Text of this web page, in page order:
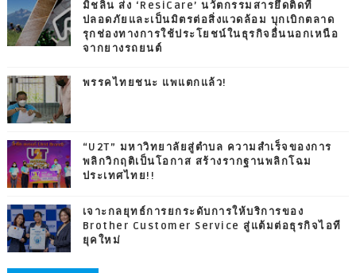
มิชลิน ส่ง ‘ResiCare’ นวัตกรรมสารยึดติดที่
ปลอดภัยและเป็นมิตรต่อสิ่งแวดล้อม บุกเบิกตลาด
รุกช่องทางการใช้ประโยชน์ในธุรกิจอื่นนอกเหนือ
จากยางรถยนต์
พรรคไทยชนะ แพแตกแล้ว!
“U2T” มหาวิทยาลัยสู่ตำบล ความสำเร็จของการ
พลิกวิกฤติเป็นโอกาส สร้างรากฐานพลิกโฉม
ประเทศไทย!!
เจาะกลยุทธ์การยกระดับการให้บริการของ
Brother Customer Service สู่แต้มต่อธุรกิจไอที
ยุคใหม่